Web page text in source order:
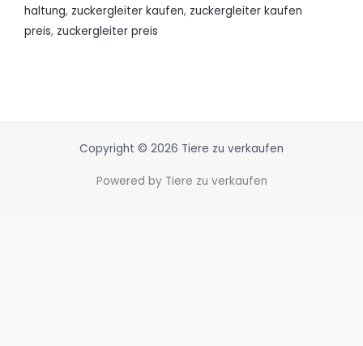
haltung, zuckergleiter kaufen, zuckergleiter kaufen
preis, zuckergleiter preis
Copyright © 2026 Tiere zu verkaufen
Powered by Tiere zu verkaufen